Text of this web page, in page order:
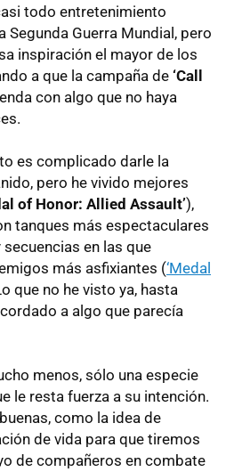
todo entretenimiento
Segunda Guerra Mundial, pero
inspiración el mayor de los
a que la campaña de ‘Call
con algo que no haya
es complicado darle la
pero he vivido mejores
of Honor: Allied Assault’),
tanques más espectaculares
secuencias en las que
más asfixiantes (‘Medal
que no he visto ya, hasta
a algo que parecía
menos, sólo una especie
le resta fuerza a su intención.
como la idea de
de vida para que tiremos
de compañeros en combate